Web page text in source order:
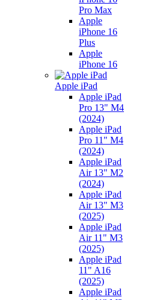
Pro Max
Apple
iPhone 16
Plus
Apple
iPhone 16
Apple iPad
Apple iPad
Pro 13" M4
(2024)
Apple iPad
Pro 11" M4
(2024)
Apple iPad
Air 13" M2
(2024)
Apple iPad
Air 13" M3
(2025)
Apple iPad
Air 11" M3
(2025)
Apple iPad
11" A16
(2025)
Apple iPad